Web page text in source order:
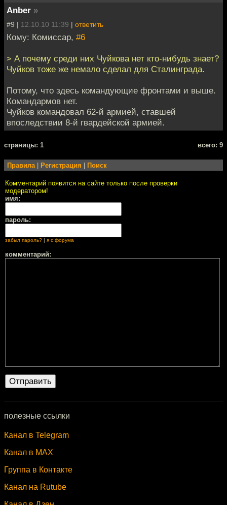
Anber »
#9 | 12.10.10 11:39 | ответить
Кому: Комиссар, #6
> А почему среди них Чуйкова нет кто-нибудь знает?
Чуйков тоже же немало сделал для Сталинграда.
Потому, что здесь командующие фронтами и выше.
Командармов нет.
Чуйков командовал 62-й армией, ставшей
впоследствии 8-й гвардейской армией.
cтраницы: 1 всего: 9
Правила | Регистрация | Поиск
Комментарий появится на сайте только после проверки
модератором!
имя:
пароль:
забыл пароль? | я с форума
комментарий:
полезные ссылки
Канал в Telegram
Канал в MAX
Группа в Контакте
Канал на Rutube